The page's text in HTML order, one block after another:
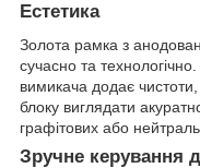
Естетика
Золота рамка з
сучасно та
вимикача додає
блоку виглядати
графітових або
Зручне керування